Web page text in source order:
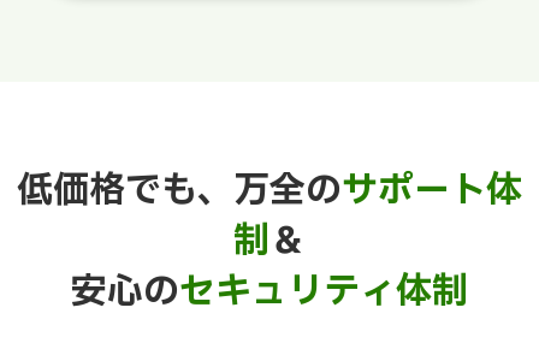
低価格でも、万全のサポート体
制＆
安心のセキュリティ体制